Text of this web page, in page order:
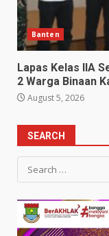
Banten
Lapas Kelas IIA
2 Warga Binaan
August 5, 2026
SEARCH
Search
for: